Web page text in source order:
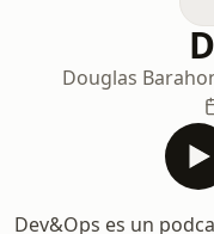
Douglas
Dev&Ops es un